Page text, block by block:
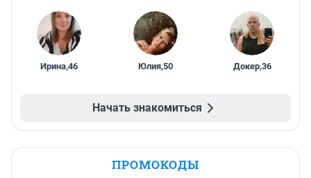
Ирина,46 Юлия,50 Докер,36
Начать знакомиться
ПРОМОКОДЫ